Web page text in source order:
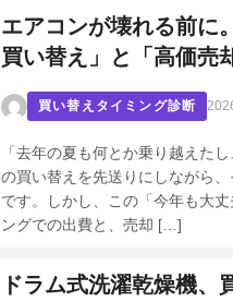
エアコンが壊れる前に
買い替え」と「高価売
買い替えタイミング診断
「去年の夏も何とか乗り越えた
の買い替えを先送りにしながら
です。しかし、この「今年も大
ングでの出費と、売却 […]
ドラム式洗濯乾燥機、